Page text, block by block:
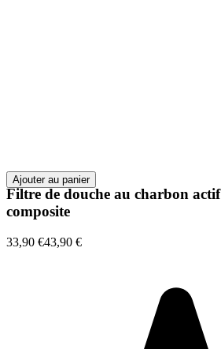
Ajouter au panier
Filtre de douche au charbon
composite
33,90 €43,90 €